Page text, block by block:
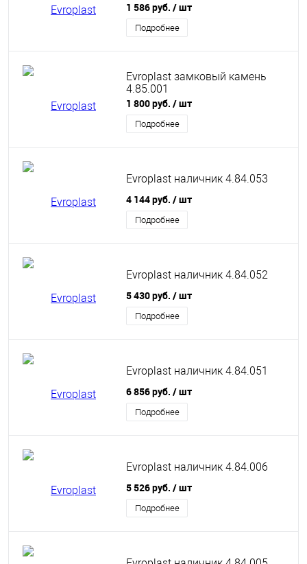
1 586 руб. / шт
Подробнее
Evroplast замковый камень
4.85.001
1 800 руб. / шт
Подробнее
Evroplast наличник 4.84.053
4 144 руб. / шт
Подробнее
Evroplast наличник 4.84.052
5 430 руб. / шт
Подробнее
Evroplast наличник 4.84.051
6 856 руб. / шт
Подробнее
Evroplast наличник 4.84.006
5 526 руб. / шт
Подробнее